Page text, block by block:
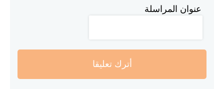
عنوان المراسلة
أترك تعليقا